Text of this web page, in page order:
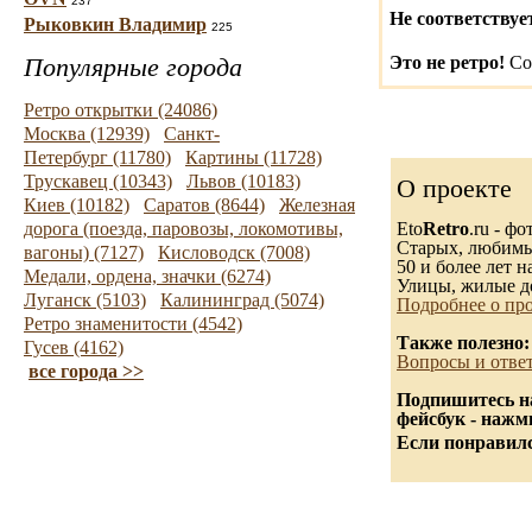
Рыковкин Владимир 225
Популярные города
Ретро открытки (24086)
Москва (12939)
Санкт-
Петербург (11780)
Картины (11728)
Трускавец (10343)
Львов (10183)
Киев (10182)
Саратов (8644)
Железная
дорога (поезда, паровозы, локомотивы,
вагоны) (7127)
Кисловодск (7008)
Медали, ордена, значки (6274)
Луганск (5103)
Калининград (5074)
Ретро знаменитости (4542)
Гусев (4162)
все города >>
Не
Это не ретро!
О проекте
EtoRetro.ru -
Старых,
50 и более лет
Улицы, жилые
Подробнее о
Также полезно:
Вопросы и
Подпишитесь
фейсбук -
Если